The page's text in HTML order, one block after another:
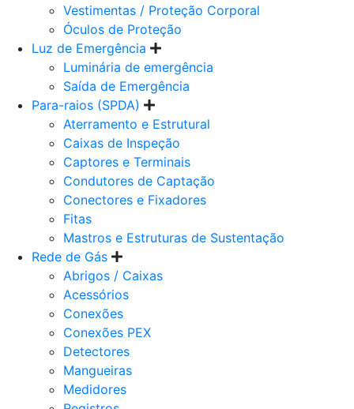
Vestimentas / Proteção Corporal
Óculos de Proteção
Luz de Emergência
Luminária de emergência
Saída de Emergência
Para-raios (SPDA)
Aterramento e Estrutural
Caixas de Inspeção
Captores e Terminais
Condutores de Captação
Conectores e Fixadores
Fitas
Mastros e Estruturas de Sustentação
Rede de Gás
Abrigos / Caixas
Acessórios
Conexões
Conexões PEX
Detectores
Mangueiras
Medidores